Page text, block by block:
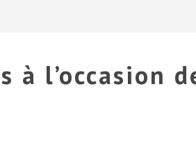
l’occasion